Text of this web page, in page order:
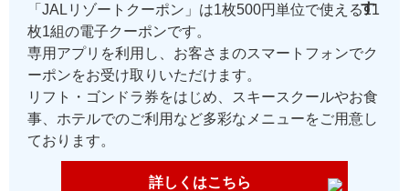
「JALリゾートクーポン」は1枚500円単位で使える11
枚1組の電子クーポンです。
専用アプリを利用し、お客さまのスマートフォンでク
ーポンをお受け取りいただけます。
リフト・ゴンドラ券をはじめ、スキースクールやお食
事、ホテルでのご利用など多彩なメニューをご用意し
ております。
詳しくはこちら